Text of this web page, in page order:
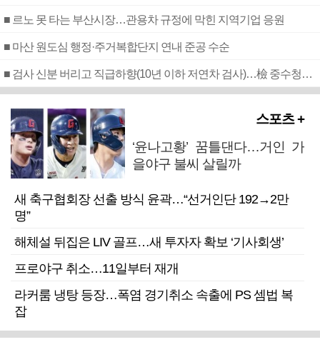
■ 르노 못 타는 부산시장…관용차 규정에 막힌 지역기업 응원
■ 마산 원도심 행정·주거복합단지 연내 준공 수순
■ 검사 신분 버리고 직급하향(10년 이하 저연차 검사)…檢 중수청행 기피
스포츠 +
‘윤나고황’ 꿈틀댄다…거인 가
을야구 불씨 살릴까
새 축구협회장 선출 방식 윤곽…“선거인단 192→2만
명”
해체설 뒤집은 LIV 골프…새 투자자 확보 ‘기사회생’
프로야구 취소…11일부터 재개
라커룸 냉탕 등장…폭염 경기취소 속출에 PS 셈법 복
잡